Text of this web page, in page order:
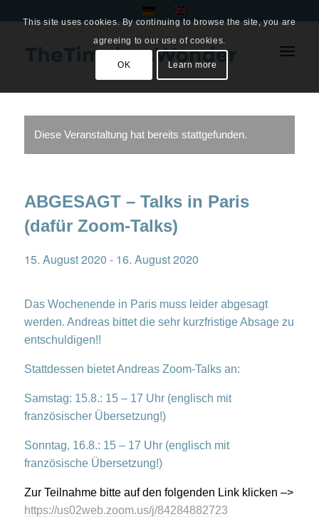
Diese Veranstaltung hat bereits stattgefunden.
ABGESAGT – Talks in Paris
(dafür Zoom-Talks)
15. August 2020 - 16. August 2020
Das Wochenende in Paris muss leider abgesagt
werden. Andreas bittet die sehr kurzfristige Absage zu
entschuldigen!!
Stattdessen bietet Andreas Zoom-Talks an:
Samstag: 15.8.: 15 – 17 Uhr (englisch mit
französischer Übersetzung!)
Sonntag, 16.8.: 15 – 17 Uhr (englisch mit
französische Übersetzung!)
Zur Teilnahme bitte auf den folgenden Link klicken –>
https://us02web.zoom.us/j/84284882723
This site uses cookies. By continuing to browse the site, you are
agreeing to our use of cookies.
OK Learn more